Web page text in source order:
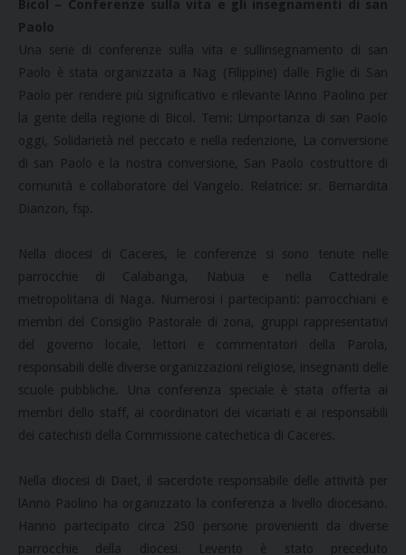
Bicol – Conferenze sulla vita e gli insegnamenti di san
Paolo
Una serie di conferenze sulla vita e sullinsegnamento di san
Paolo è stata organizzata a Nag (Filippine) dalle Figlie di San
Paolo per rendere più significativo e rilevante lAnno Paolino per
la gente della regione di Bicol. Temi: Limportanza di san Paolo
oggi, Solidarietà nel peccato e nella redenzione, La conversione
di san Paolo e la nostra conversione, San Paolo costruttore di
comunità e collaboratore del Vangelo. Relatrice: sr. Bernardita
Dianzon, fsp.
Nella diocesi di Caceres, le conferenze si sono tenute nelle
parrocchie di Calabanga, Nabua e nella Cattedrale
metropolitana di Naga. Numerosi i partecipanti: parrocchiani e
membri del Consiglio Pastorale di zona, gruppi rappresentativi
del governo locale, lettori e commentatori della Parola,
responsabili delle diverse organizzazioni religiose, insegnanti delle
scuole pubbliche. Una conferenza speciale è stata offerta ai
membri dello staff, ai coordinatori dei vicariati e ai responsabili
dei catechisti della Commissione catechetica di Caceres.
Nella diocesi di Daet, il sacerdote responsabile delle attività per
lAnno Paolino ha organizzato la conferenza a livello diocesano.
Hanno partecipato circa 250 persone provenienti da diverse
parrocchie della diocesi. Levento è stato preceduto